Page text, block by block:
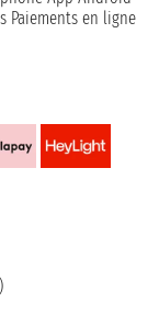
Paiements en ligne